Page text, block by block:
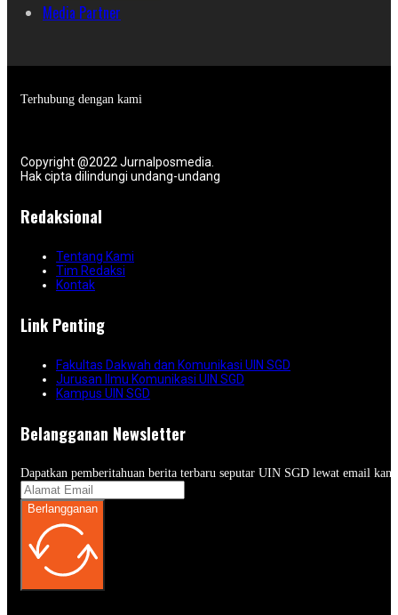
Media Partner
Terhubung dengan kami
Copyright @2022 Jurnalposmedia.
Hak cipta dilindungi undang-undang
Redaksional
Tentang Kami
Tim Redaksi
Kontak
Link Penting
Fakultas Dakwah dan Komunikasi UIN SGD
Jurusan Ilmu Komunikasi UIN SGD
Kampus UIN SGD
Belangganan Newsletter
Dapatkan pemberitahuan berita terbaru seputar UIN SGD lewat email
Berlangganan